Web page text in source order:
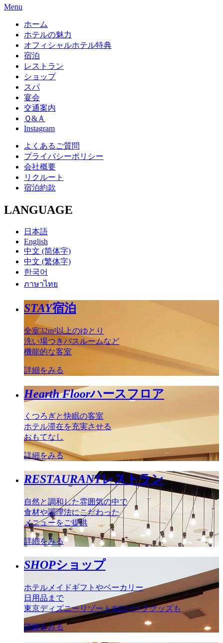
Menu
ホーム
ホテルの魅力
オフィシャルホテル特典
宿泊
レストラン
ショップ
スパ
宴会
交通案内
Ｑ&Ａ
Instagram
よくあるご質問
プライバシーポリシー
会社概要
リクルート
宿泊約款
LANGUAGE
日本語
English
中文 (简体字)
中文 (繁体字)
한국어
ภาษาไทย
STAY宿泊
全室32m²以上のゆとり
洗い場つきバスルームなど
機能的な客室
詳細をみる
Hearth Floorハースフロア
くつろぎと快眠の客室
ホテル滞在を充実させる
おもてなし
詳細をみる
RESTAURANTレストラン
自然と調和した雰囲気の中で
食材や調理法にこだわった
メニューをご提供
詳細をみる
SHOPショップ
ホテルメイドギフトやベーカリー
日用品まで
東京ディズニーリゾート®のパークグッズも
詳細をみる